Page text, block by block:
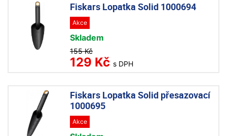
Fiskars Lopatka Solid 1000694
Akce
Skladem
155 Kč
129 Kč s DPH
Fiskars Lopatka Solid přesazovací
1000695
Akce